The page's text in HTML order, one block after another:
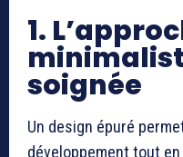
1.
soignée
Un design épuré
développement tout